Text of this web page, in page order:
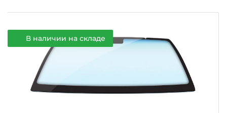
В наличии на складе